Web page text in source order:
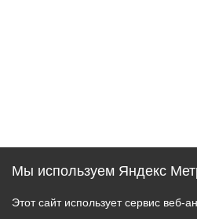
Мы используем Яндекс
Этот сайт использует сервис веб-